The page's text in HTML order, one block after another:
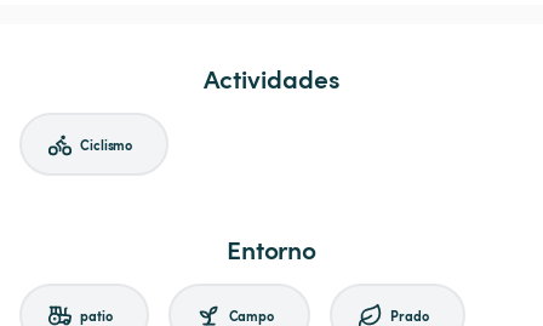
Actividades
Ciclismo
Entorno
patio Campo Prado